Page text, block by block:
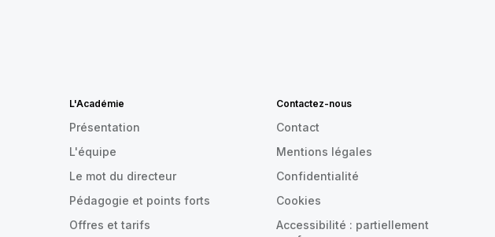
L'Académie
Présentation
L'équipe
Le mot du directeur
Pédagogie et points forts
Offres et tarifs
Contactez-nous
Contact
Mentions légales
Confidentialité
Cookies
Accessibilité : partiellement